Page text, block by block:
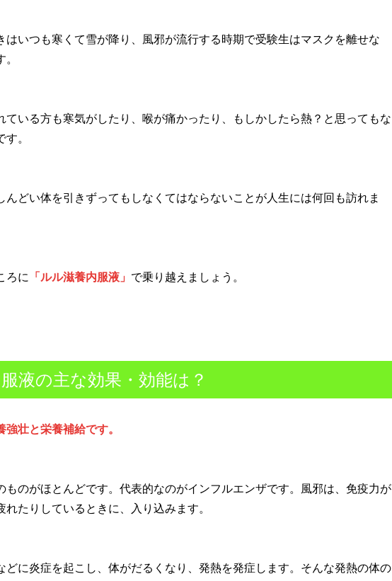
はいつも寒くて雪が降り、風邪が流行する時期で受験生はマスクを離せな
ている方も寒気がしたり、喉が痛かったり、もしかしたら熱？と思ってもな
。
んどい体を引きずってもしなくてはならないことが人生には何回も訪れま
ろに 「ルル滋養内服液」 で乗り越えましょう。
液の主な効果・効能は？
強壮と栄養補給です。
ものがほとんどです。代表的なのがインフルエンザです。風邪は、免疫力が
れたりしているときに、入り込みます。
どに炎症を起こし、体がだるくなり、発熱を発症します。そんな発熱の体の